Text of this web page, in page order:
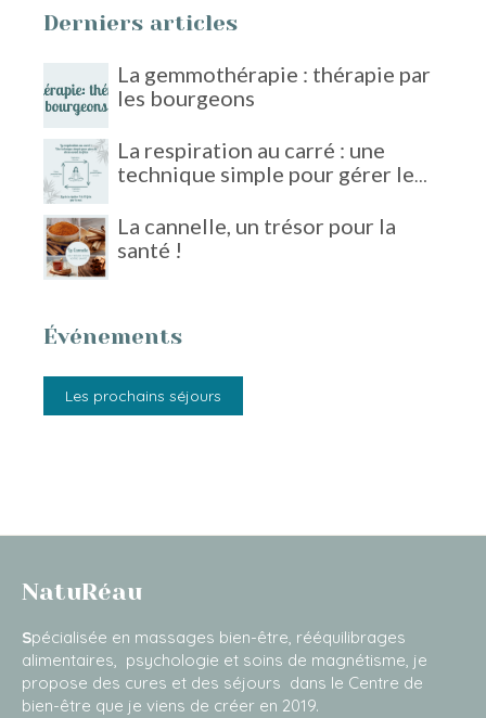
Derniers articles
La gemmothérapie : thérapie par
les bourgeons
La respiration au carré : une
technique simple pour gérer le
La cannelle, un trésor pour la
santé !
Événements
Les prochains séjours
NatuRéau
Spécialisée en massages bien-être, rééquilibrages
alimentaires, psychologie et soins de magnétisme, je
propose des cures et des séjours dans le Centre de
bien-être que je viens de créer en 2019.